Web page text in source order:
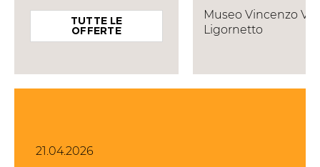
TUTTE LE
OFFERTE
Museo Vincenzo
Ligornetto
21.04.2026